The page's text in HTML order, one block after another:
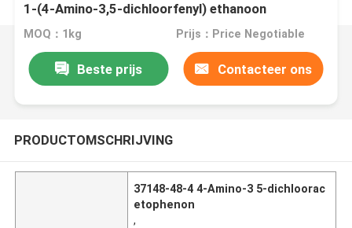
1-(4-Amino-3,5-dichloorfenyl) ethanoon
MOQ：1kg Prijs：Price Negotiable
Beste prijs Contacteer ons
PRODUCTOMSCHRIJVING
37148-48-4 4-Amino-3 5-dichloorac
etophenon
,